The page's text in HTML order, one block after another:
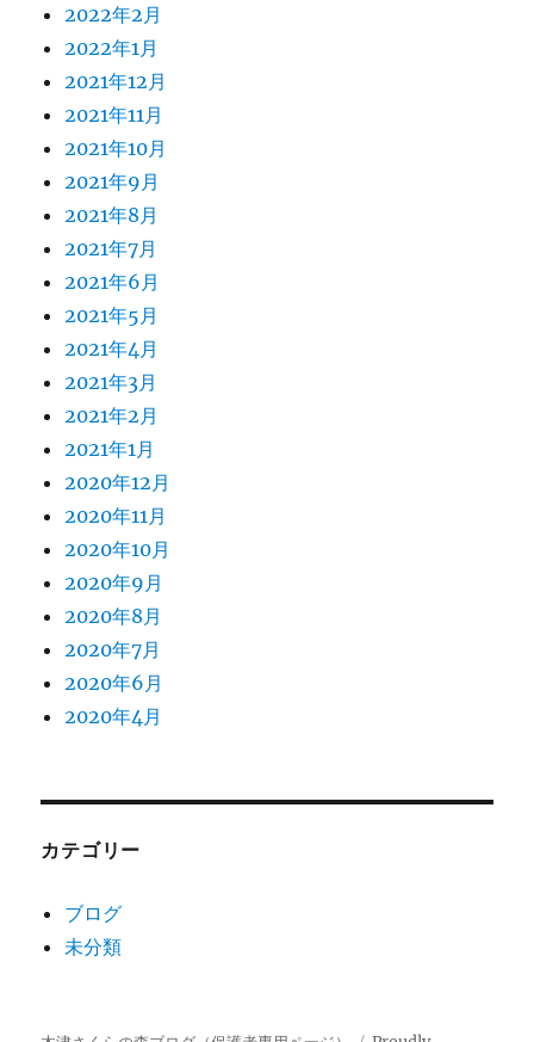
2022年2月
2022年1月
2021年12月
2021年11月
2021年10月
2021年9月
2021年8月
2021年7月
2021年6月
2021年5月
2021年4月
2021年3月
2021年2月
2021年1月
2020年12月
2020年11月
2020年10月
2020年9月
2020年8月
2020年7月
2020年6月
2020年4月
カテゴリー
ブログ
未分類